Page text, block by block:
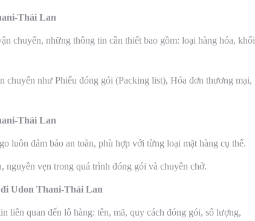
Thái Lan
chuyển, những thông tin cần thiết bao gồm: loại hàng hóa, khối
như Phiếu đóng gói (Packing list), Hóa đơn thương mại,
Thái Lan
luôn đảm bảo an toàn, phù hợp với từng loại mặt hàng cụ thể.
vẹn trong quá trình đóng gói và chuyên chở.
Udon Thani-Thái Lan
liên quan đến lô hàng: tên, mã, quy cách đóng gói, số lượng,